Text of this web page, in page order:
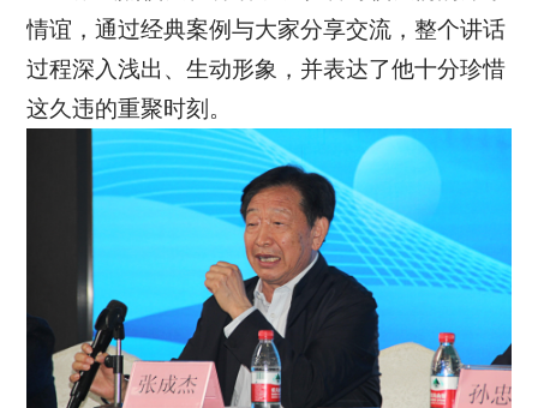
情谊，通过经典案例与大家分享交流，整个讲话
过程深入浅出、生动形象，并表达了他十分珍惜
这久违的重聚时刻。